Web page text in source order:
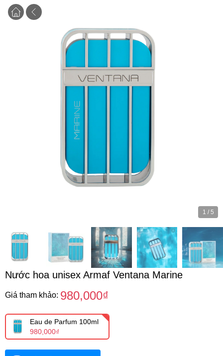
1 / 5
Nước hoa unisex Armaf Ventana Marine
Giá tham khảo: 980,000₫
Eau de Parfum 100ml
980,000₫